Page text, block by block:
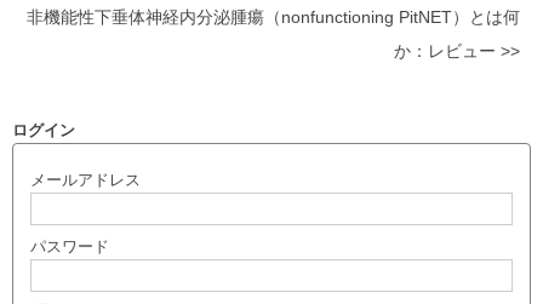
非機能性下垂体神経内分泌腫瘍（nonfunctioning PitNET）とは何
か：レビュー >>
ログイン
メールアドレス
パスワード